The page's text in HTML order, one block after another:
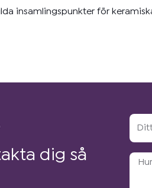
insamlingspunkter för
dig så
Ditt